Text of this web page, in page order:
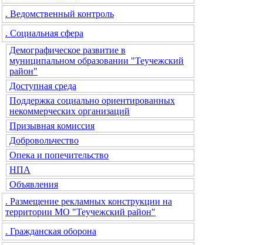
. Ведомственный контроль
. Социальная сфера
Демографическое развитие в
муниципальном образовании "Теучежский
район"
Доступная среда
Поддержка социально ориентированных
некоммерческих организаций
Призывная комиссия
Добровольчество
Опека и попечительство
НПА
Объявления
. Размещение рекламных конструкции на
территории МО "Теучежский район"
. Гражданская оборона